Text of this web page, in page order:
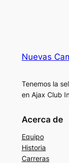
Nuevas
Tenemos la
en Ajax Club
Acerca de
Equipo
Historia
Carreras